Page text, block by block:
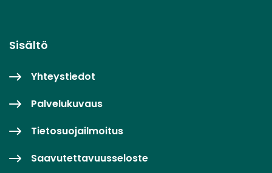
Sisältö
Yhteystiedot
Palvelukuvaus
Tietosuojailmoitus
Saavutettavuusseloste